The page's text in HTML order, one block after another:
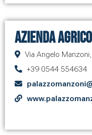
Azienda
Via Angelo
+39 0544 554634